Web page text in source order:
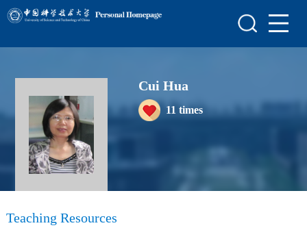
Scientific Research
Awards and Honours
Enrollment Information
Cui Hua
11 times
Teaching Resources